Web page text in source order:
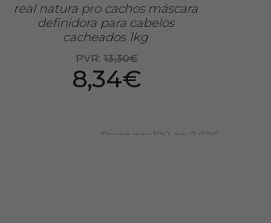
real natura pro cachos máscara
definidora para cabelos
cacheados 1kg
PVR: 13,30€
8,34€
Preço por 100 gr: 0,83€